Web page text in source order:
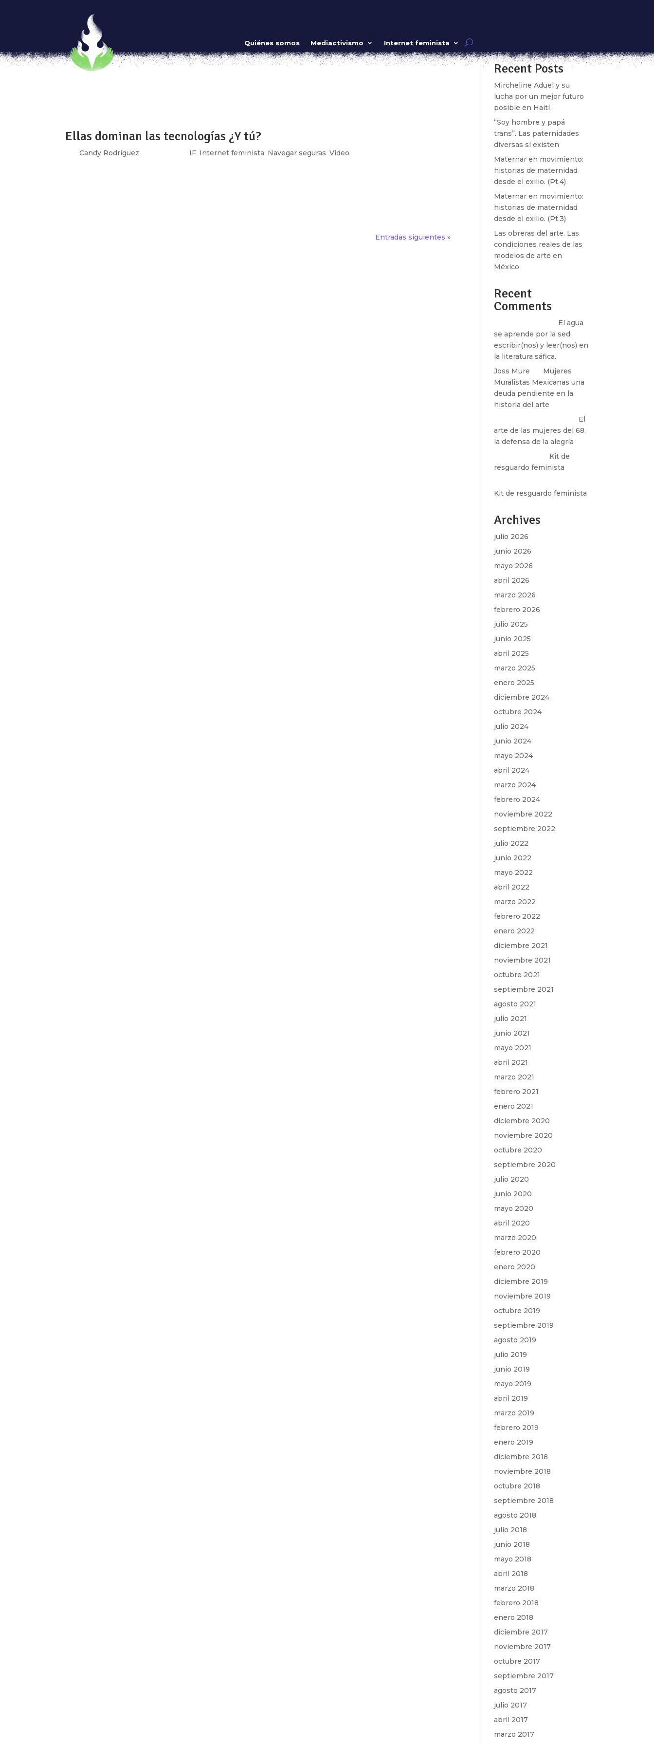
Quiénes somos Mediactivismo Internet feminista
Tenemos derecho a navegar seguras en internet
por Anaiz Zamora|Dic 5, 2017|IF,Navegar seguras,Video
[vc_row type=»in_container» full_screen_row_position=»middle» scene_position=»center» text_color=»dark»
Ellas dominan las tecnologías ¿Y tú?
porCandy Rodríguez IF Internet feminista Navegar seguras ,Video
Entradas siguientes »
Recent Posts
Mircheline Aduel y su
lucha por un mejor futuro
posible en Haití
“Soy hombre y papá
trans”. Las paternidades
diversas sí existen
Maternar en movimiento:
historias de maternidad
desde el exilio. (Pt.4)
Maternar en movimiento:
historias de maternidad
desde el exilio. (Pt.3)
Las obreras del arte. Las
condiciones reales de las
modelos de arte en
México
Recent
Comments
El agua
se aprende por la sed:
escribir(nos) y leer(nos) en
la literatura sáfica.
Joss Mure
Mujeres
Muralistas Mexicanas una
deuda pendiente en la
historia del arte
El
arte de las mujeres del 68,
la defensa de la alegría
Kit de
resguardo feminista
Kit de resguardo feminista
Archives
julio 2026
junio 2026
mayo 2026
abril 2026
marzo 2026
febrero 2026
julio 2025
junio 2025
abril 2025
marzo 2025
enero 2025
diciembre 2024
octubre 2024
julio 2024
junio 2024
mayo 2024
abril 2024
marzo 2024
febrero 2024
noviembre 2022
septiembre 2022
julio 2022
junio 2022
mayo 2022
abril 2022
marzo 2022
febrero 2022
enero 2022
diciembre 2021
noviembre 2021
octubre 2021
septiembre 2021
agosto 2021
julio 2021
junio 2021
mayo 2021
abril 2021
marzo 2021
febrero 2021
enero 2021
diciembre 2020
noviembre 2020
octubre 2020
septiembre 2020
julio 2020
junio 2020
mayo 2020
abril 2020
marzo 2020
febrero 2020
enero 2020
diciembre 2019
noviembre 2019
octubre 2019
septiembre 2019
agosto 2019
julio 2019
junio 2019
mayo 2019
abril 2019
marzo 2019
febrero 2019
enero 2019
diciembre 2018
noviembre 2018
octubre 2018
septiembre 2018
agosto 2018
julio 2018
junio 2018
mayo 2018
abril 2018
marzo 2018
febrero 2018
enero 2018
diciembre 2017
noviembre 2017
octubre 2017
septiembre 2017
agosto 2017
julio 2017
abril 2017
marzo 2017